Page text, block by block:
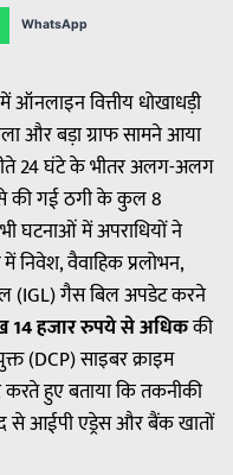
WhatsApp
ऑनलाइन वित्तीय धोखाधड़ी
और बड़ा ग्राफ सामने आया
24 घंटे के भीतर अलग-अलग
से की गई ठगी के कुल 8
घटनाओं में अपराधियों ने
में निवेश, वैवाहिक प्रलोभन,
(IGL) गैस बिल अपडेट करने
14 हजार रुपये से अधिककी
(DCP) साइबर क्राइम
करते हुए बताया कि तकनीकी
से आईपी एड्रेस और बैंक खातों